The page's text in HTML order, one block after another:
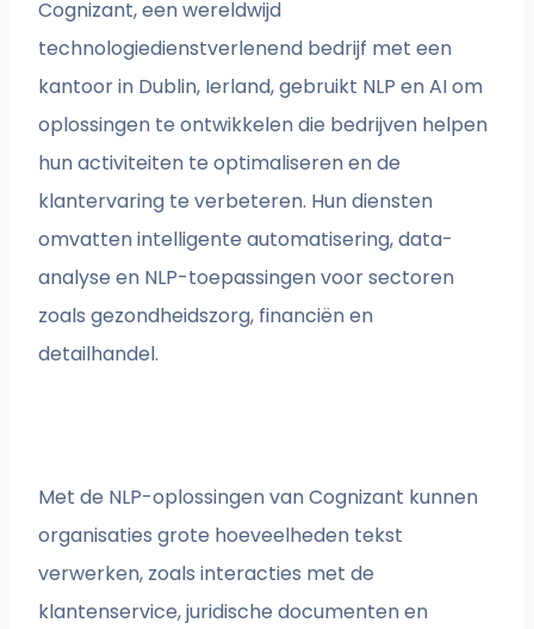
Cognizant, een wereldwijd
technologiedienstverlenend bedrijf met een
kantoor in Dublin, Ierland, gebruikt NLP en AI om
oplossingen te ontwikkelen die bedrijven helpen
hun activiteiten te optimaliseren en de
klantervaring te verbeteren. Hun diensten
omvatten intelligente automatisering, data-
analyse en NLP-toepassingen voor sectoren
zoals gezondheidszorg, financiën en
detailhandel.
Met de NLP-oplossingen van Cognizant kunnen
organisaties grote hoeveelheden tekst
verwerken, zoals interacties met de
klantenservice, juridische documenten en